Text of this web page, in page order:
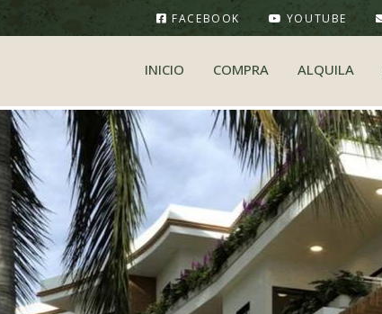
FACEBOOK YOUTUBE
INICIO COMPRA ALQUILA